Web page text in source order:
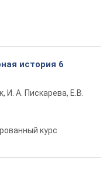
история 6
И. А. Пискарева, Е.В.
курс